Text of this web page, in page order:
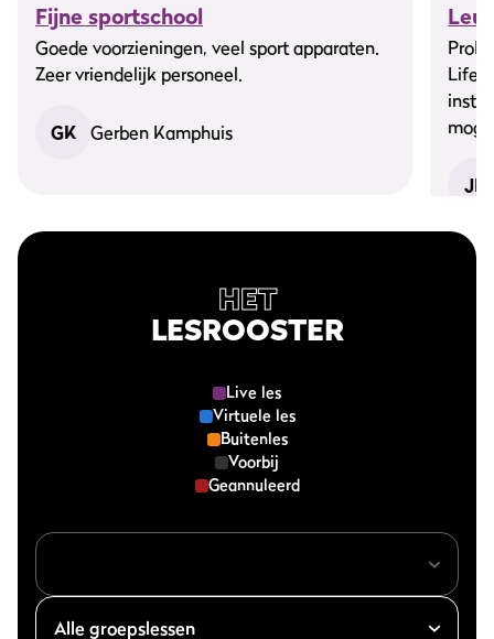
Fijne sportschool
Goede voorzieningen, veel sport apparaten.
Zeer vriendelijk personeel.
GK Gerben Kamphuis
Life
JD
HET
LESROOSTER
Live les
Virtuele les
Buitenles
Voorbij
Geannuleerd